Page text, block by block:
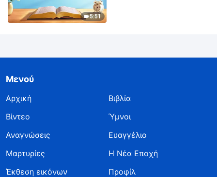
5:51
Μενού
Αρχική
Βιβλία
Βίντεο
Ύμνοι
Αναγνώσεις
Ευαγγέλιο
Μαρτυρίες
Η Νέα Εποχή
Έκθεση εικόνων
Προφίλ